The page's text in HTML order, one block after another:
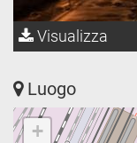
Visualizza
Luogo
+